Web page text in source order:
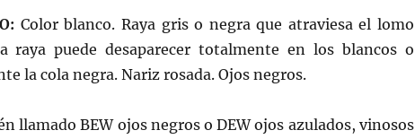
Color blanco. Raya gris o negra que atraviesa el lomo
raya puede desaparecer totalmente en los blancos o
la cola negra. Nariz rosada. Ojos negros.
llamado BEW ojos negros o DEW ojos azulados, vinosos